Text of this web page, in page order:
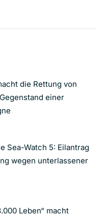
die Rettung von
einer
Sea-Watch 5: Eilantrag
wegen unterlassener
Leben“ macht